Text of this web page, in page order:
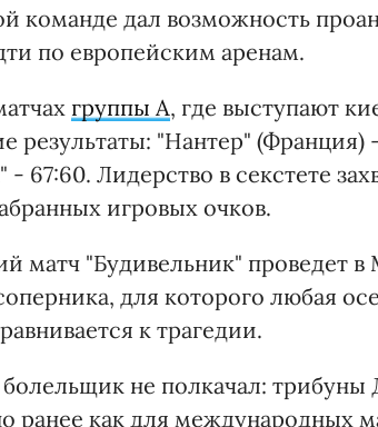
команде дал возможность
по европейским аренам.
группы А, где выступают
результаты: "Нантер"
- 67:60. Лидерство в секстете
игровых очков.
матч "Будивельник" проведет
для которого любая
к трагедии.
не полкачал: трибуны
ранее как для международных